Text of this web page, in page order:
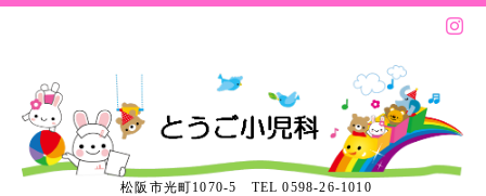
松阪市光町1070-5 TEL 0598-26-1010